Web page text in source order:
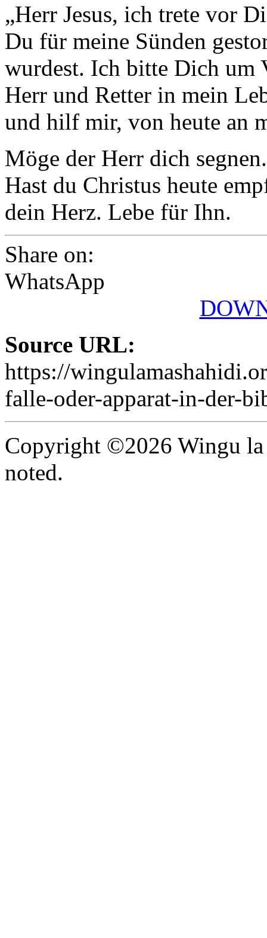
„Herr Jesus, ich trete vor
Du für meine Sünden
wurdest. Ich bitte Dich um
Herr und Retter in mein
und hilf mir, von heute an
Möge der Herr dich segnen.
Hast du Christus heute
dein Herz. Lebe für Ihn.
Share on:
WhatsApp
Source URL:
https://
falle-oder-apparat-in-der-
Copyright ©2026 Wingu la
noted.